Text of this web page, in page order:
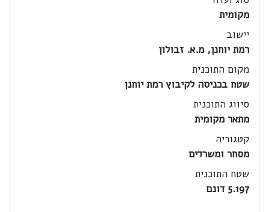
מקומית
יישוב
רמת יוחנן, מ.א. זבולון
מקום התוכנית
שטח בכניסה לקיבוץ רמת יוחנן
סיווג התוכנית
מתאר מקומית
קטגוריה
מסחר ומשרדים
שטח התוכנית
5.197 דונם